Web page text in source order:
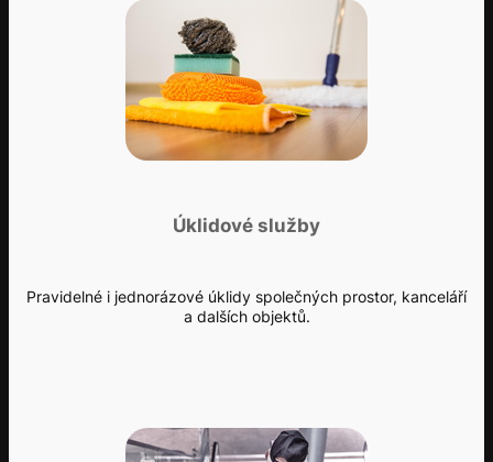
Úklidové služby
Pravidelné i jednorázové úklidy společných prostor, kanceláří
a dalších objektů.